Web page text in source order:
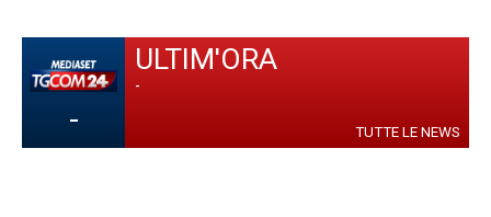
-
ULTIM'ORA
-
TUTTE LE NEWS